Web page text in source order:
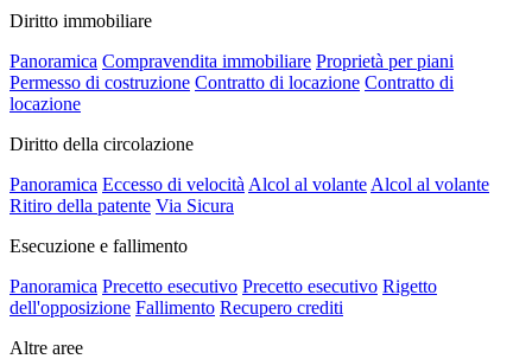
Diritto immobiliare
Panoramica Compravendita immobiliare Proprietà per piani
Permesso di costruzione Contratto di locazione Contratto di
locazione
Diritto della circolazione
Panoramica Eccesso di velocità Alcol al volante Alcol al volante
Ritiro della patente Via Sicura
Esecuzione e fallimento
Panoramica Precetto esecutivo Precetto esecutivo Rigetto
dell'opposizione Fallimento Recupero crediti
Altre aree